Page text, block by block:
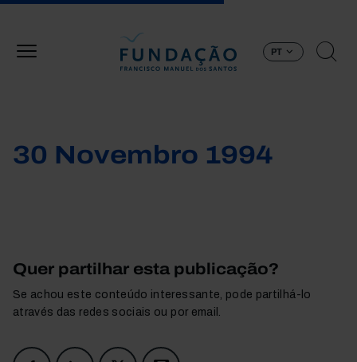
PT
30 Novembro 1994
Quer partilhar esta publicação?
Se achou este conteúdo interessante, pode partilhá-lo
através das redes sociais ou por email.